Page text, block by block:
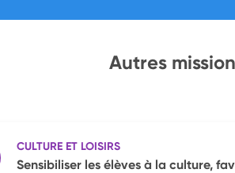
Autres
CULTURE ET LOISIRS
Sensibiliser les élèves à la culture,